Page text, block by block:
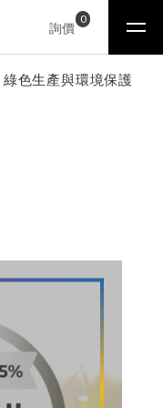
詢價
0
綠色生產與環境保護